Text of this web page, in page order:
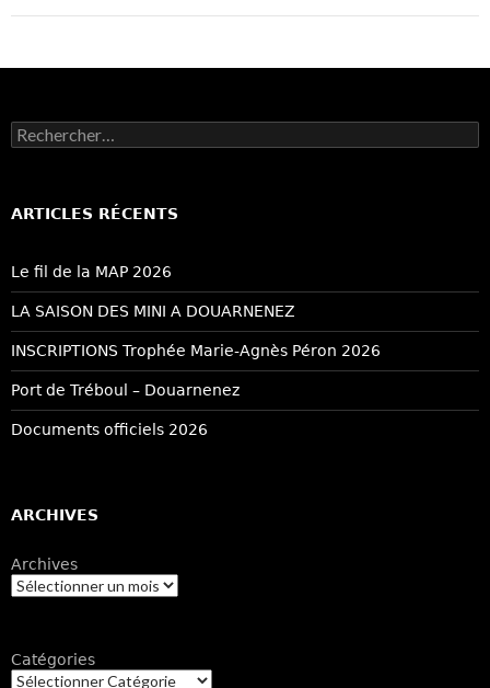
Rechercher :
ARTICLES RÉCENTS
Le fil de la MAP 2026
LA SAISON DES MINI A DOUARNENEZ
INSCRIPTIONS Trophée Marie-Agnès Péron 2026
Port de Tréboul – Douarnenez
Documents officiels 2026
ARCHIVES
Archives
Catégories